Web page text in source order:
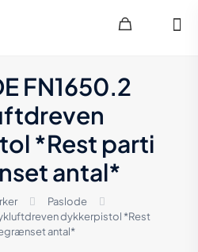
FN1650.2
*Rest parti
antal*
Paslode
dykkerpistol *Rest
antal*